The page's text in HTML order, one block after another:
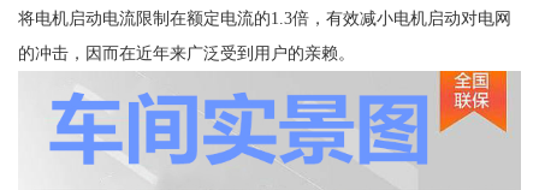
将电机启动电流限制在额定电流的1.3倍，有效减小电机启动对电网
的冲击，因而在近年来广泛受到用户的亲赖。